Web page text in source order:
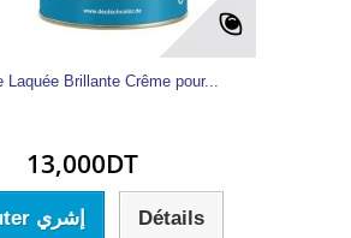
Laquée Brillante Crême pour...
13,000DT
Ajouter إشري Détails